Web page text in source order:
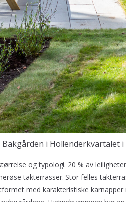
i Hollenderkvartalet
og typologi. 20 % av
takterrasser. Stor felles
med karakteristiske